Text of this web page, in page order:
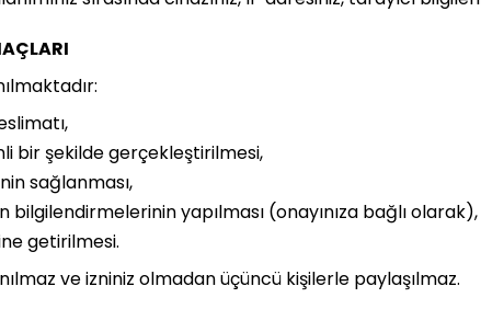
bir şekilde gerçekleştirilmesi,
sağlanması,
yapılması (onayınıza bağlı olarak),
getirilmesi.
ve izniniz olmadan üçüncü kişilerle paylaşılmaz.